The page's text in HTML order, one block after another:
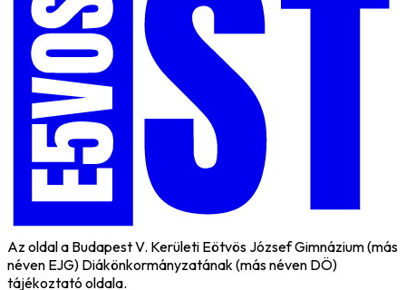
Az oldal a Budapest V. Kerületi Eötvös József Gimnázium (más
néven EJG) Diákönkormányzatának (más néven DÖ)
tájékoztató oldala.